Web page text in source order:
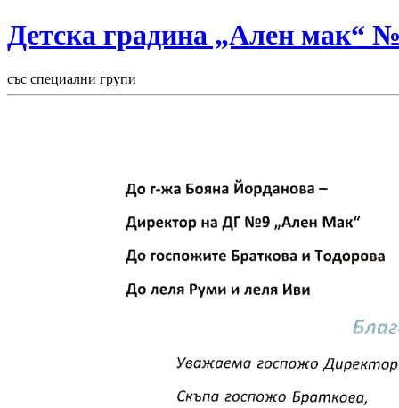
Детска градина „Ален мак“
със специални групи